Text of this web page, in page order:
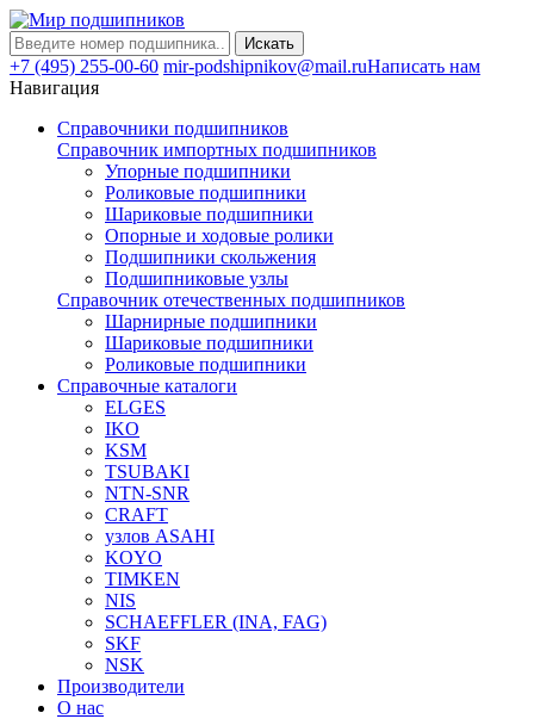
Искать
+7 (495) 255-00-60 mir-podshipnikov@mail.ruНаписать нам
Навигация
Справочники подшипников
Справочник импортных подшипников
Упорные подшипники
Роликовые подшипники
Шариковые подшипники
Опорные и ходовые ролики
Подшипники скольжения
Подшипниковые узлы
Справочник отечественных подшипников
Шарнирные подшипники
Шариковые подшипники
Роликовые подшипники
Справочные каталоги
ELGES
IKO
KSM
TSUBAKI
NTN-SNR
CRAFT
узлов ASAHI
KOYO
TIMKEN
NIS
SCHAEFFLER (INA, FAG)
SKF
NSK
Производители
О нас